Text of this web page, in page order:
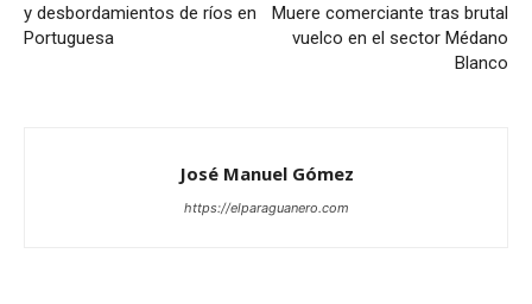
y desbordamientos de ríos en
Portuguesa
Muere comerciante tras brutal
vuelco en el sector Médano
Blanco
José Manuel Gómez
https://elparaguanero.com